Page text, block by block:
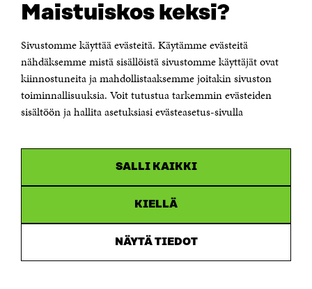
Maistuiskos keksi?
Sivustomme käyttää evästeitä. Käytämme evästeitä
nähdäksemme mistä sisällöistä sivustomme käyttäjät ovat
kiinnostuneita ja mahdollistaaksemme joitakin sivuston
toiminnallisuuksia. Voit tutustua tarkemmin evästeiden
sisältöön ja hallita asetuksiasi evästeasetus-sivulla
SALLI KAIKKI
KIELLÄ
NÄYTÄ TIEDOT
Itämerenkatu 11-13, PL 160,
00181 Helsinki
Puhelin +358 294 618 991
Sähköpostiosoite
Saapumisohjeet
Y-tunnus 0202132-3
uudessa
ikkunassaInstagram